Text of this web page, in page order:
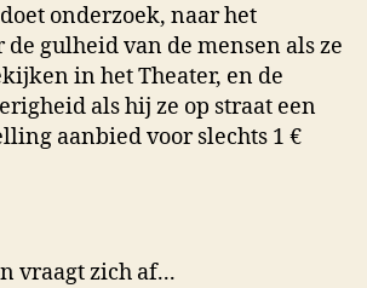
onderzoek, naar het
gulheid van de mensen als ze
in het Theater, en de
als hij ze op straat een
aanbied voor slechts 1 €